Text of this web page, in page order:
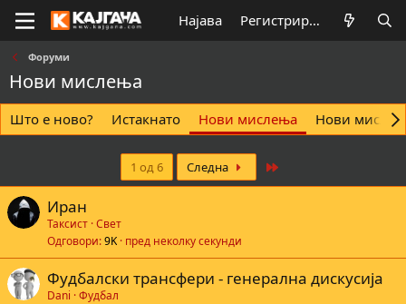
Најава Регистрирај се
Форуми
Нови мислења
Што е ново? Истакнато Нови мислења Нови
1 од 6 Следна
Иран
Таксист Свет
Одговори 9K пред неколку секунди
Фудбалски трансфери - генерална дискусија
Dani Фудбал